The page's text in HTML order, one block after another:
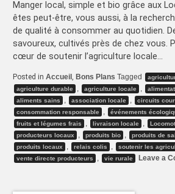
Manger local, simple et bio grâce aux
êtes peut-être, vous aussi, à la
de qualité à consommer au quotidien.
savoureux, cultivés près de chez vous.
cœur de soutenir l’agriculture locale…
Posted in Accueil , Bons Plans Tagged
agriculture durable , agriculture locale ,
aliments sains , association locale , circuits
consommation responsable , événements
fruits et légumes frais , livraison locale ,
producteurs locaux , produits bio , produits de
produits locaux , relais colis , soutenir les
vente directe producteurs , vie rurale Leave a